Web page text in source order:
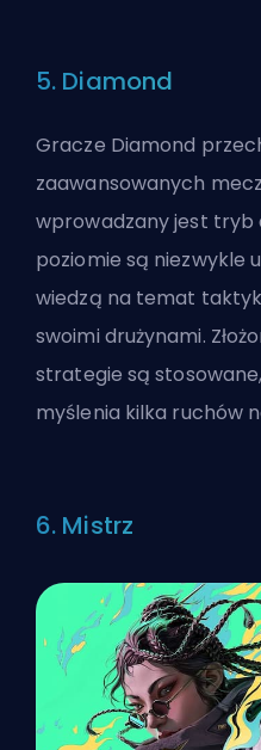
5. Diamond
Gracze Diamond
zaawansowanych
wprowadzany jest
poziomie są niezwykle
wiedzą na temat
swoimi drużynami.
strategie są
myślenia kilka ruchów
6. Mistrz